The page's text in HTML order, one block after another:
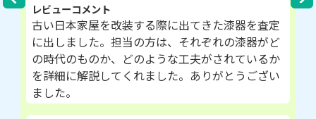
レビューコメント
古い日本家屋を改装する際に出てきた漆器を査定
に出しました。担当の方は、それぞれの漆器がど
の時代のものか、どのような工夫がされているか
を詳細に解説してくれました。ありがとうござい
ました。